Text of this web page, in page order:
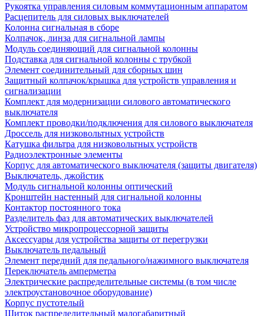
Рукоятка управления силовым коммутационным аппаратом
Расцепитель для силовых выключателей
Колонна сигнальная в сборе
Колпачок, линза для сигнальной лампы
Модуль соединяющий для сигнальной колонны
Подставка для сигнальной колонны с трубкой
Элемент соединительный для сборных шин
Защитный колпачок/крышка для устройств управления и
сигнализации
Комплект для модернизации силового автоматического
выключателя
Комплект проводки/подключения для силового выключателя
Дроссель для низковольтных устройств
Катушка фильтра для низковольтных устройств
Радиоэлектронные элементы
Корпус для автоматического выключателя (защиты двигателя)
Выключатель, джойстик
Модуль сигнальной колонны оптический
Кронштейн настенный для сигнальной колонны
Контактор постоянного тока
Разделитель фаз для автоматических выключателей
Устройство микропроцессорной защиты
Аксессуары для устройства защиты от перегрузки
Выключатель педальный
Элемент передний для педального/нажимного выключателя
Переключатель амперметра
Электрические распределительные системы (в том числе
электроустановочное оборудование)
Корпус пустотелый
Щиток распределительный малогабаритный